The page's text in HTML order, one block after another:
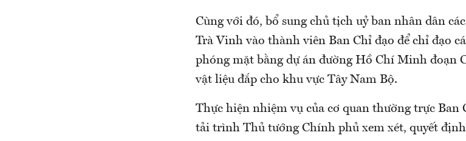
Cùng với đó, bổ sung chủ tịch uỷ ban nhân dân
Trà Vinh vào thành viên Ban Chỉ đạo để chỉ đạo
phóng mặt bằng dự án đường Hồ Chí Minh đoạn
vật liệu đắp cho khu vực Tây Nam Bộ.
Thực hiện nhiệm vụ của cơ quan thường trực Ban
tải trình Thủ tướng Chính phủ xem xét, quyết